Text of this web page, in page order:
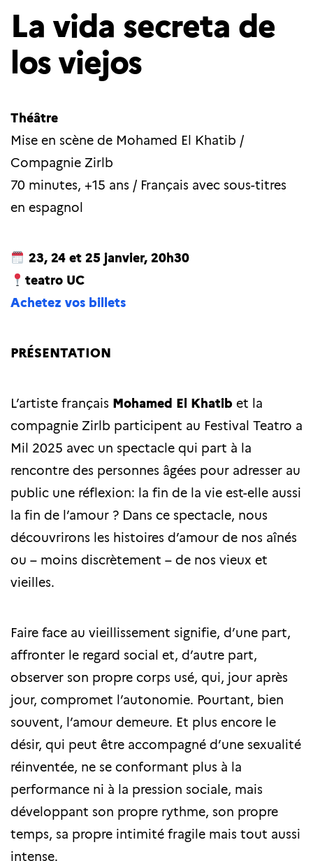
La vida secreta de
los viejos
Théâtre
Mise en scène de Mohamed El Khatib /
Compagnie Zirlb
70 minutes, +15 ans / Français avec sous-titres
en espagnol
23, 24 et 25 janvier, 20h30
teatro UC
Achetez vos billets
PRÉSENTATION
L’artiste français Mohamed El Khatib et la
compagnie Zirlb participent au Festival Teatro a
Mil 2025 avec un spectacle qui part à la
rencontre des personnes âgées pour adresser au
public une réflexion: la fin de la vie est-elle aussi
la fin de l’amour ? Dans ce spectacle, nous
découvrirons les histoires d’amour de nos aînés
ou – moins discrètement – de nos vieux et
vieilles.
Faire face au vieillissement signifie, d’une part,
affronter le regard social et, d’autre part,
observer son propre corps usé, qui, jour après
jour, compromet l’autonomie. Pourtant, bien
souvent, l’amour demeure. Et plus encore le
désir, qui peut être accompagné d’une sexualité
réinventée, ne se conformant plus à la
performance ni à la pression sociale, mais
développant son propre rythme, son propre
temps, sa propre intimité fragile mais tout aussi
intense.